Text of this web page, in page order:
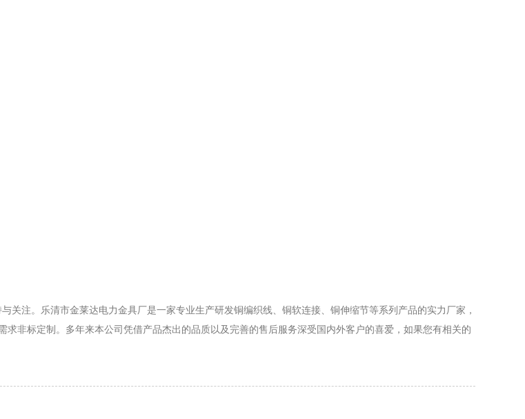
关注。乐清市金莱达电力金具厂是一家专业生产研发铜编织线、铜软连接、铜伸缩节等系列产品的实力厂家，
非标定制。多年来本公司凭借产品杰出的品质以及完善的售后服务深受国内外客户的喜爱，如果您有相关的